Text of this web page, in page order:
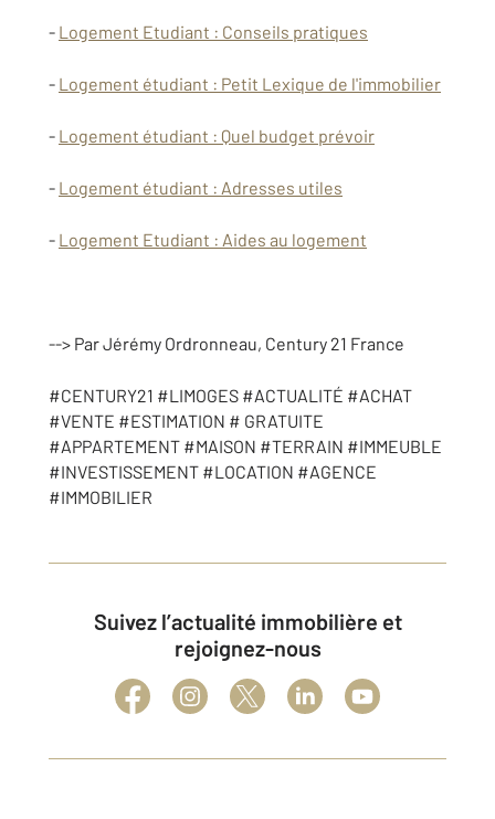
- Logement Etudiant : Conseils pratiques
- Logement étudiant : Petit Lexique de l'immobilier
- Logement étudiant : Quel budget prévoir
- Logement étudiant : Adresses utiles
- Logement Etudiant : Aides au logement
--> Par Jérémy Ordronneau, Century 21 France
#CENTURY21 #LIMOGES #ACTUALITÉ #ACHAT
#VENTE #ESTIMATION # GRATUITE
#APPARTEMENT #MAISON #TERRAIN #IMMEUBLE
#INVESTISSEMENT #LOCATION #AGENCE
#IMMOBILIER
Suivez l’actualité immobilière et
rejoignez-nous